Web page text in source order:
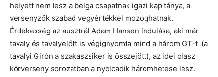
helyett nem lesz a belga csapatnak igazi kapitánya, a
versenyzők szabad vegyértékkel mozoghatnak.
Érdekesség az ausztrál Adam Hansen indulása, aki már
tavaly és tavalyelőtt is végignyomta mind a három GT-t (a
tavalyi Girón a szakaszsiker is összejött), az idei olasz
körverseny sorozatban a nyolcadik háromhetese lesz.